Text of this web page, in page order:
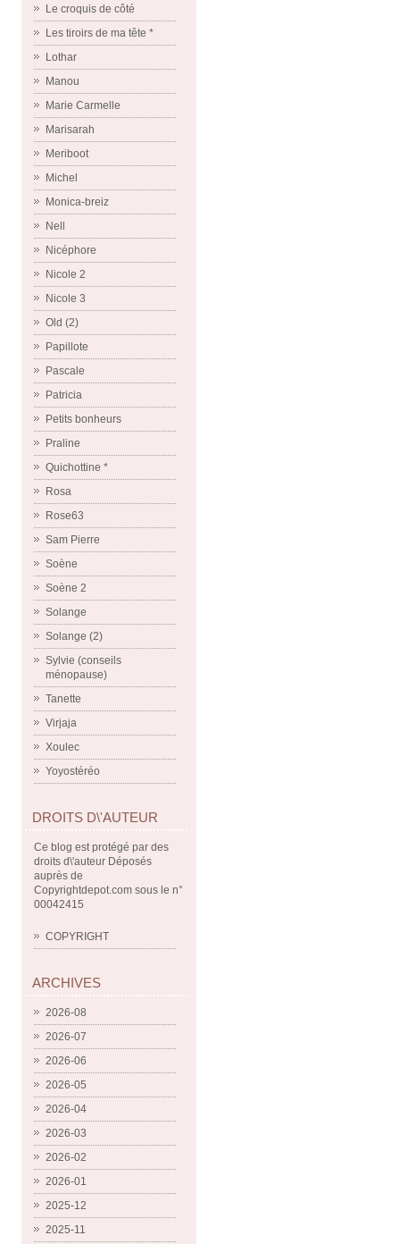
Le croquis de côté
Les tiroirs de ma tête *
Lothar
Manou
Marie Carmelle
Marisarah
Meriboot
Michel
Monica-breiz
Nell
Nicéphore
Nicole 2
Nicole 3
Old (2)
Papillote
Pascale
Patricia
Petits bonheurs
Praline
Quichottine *
Rosa
Rose63
Sam Pierre
Soène
Soène 2
Solange
Solange (2)
Sylvie (conseils
ménopause)
Tanette
Virjaja
Xoulec
Yoyostéréo
DROITS D\'AUTEUR
Ce blog est protégé par des
droits d\'auteur Déposés
auprès de
Copyrightdepot.com sous le n°
00042415
COPYRIGHT
ARCHIVES
2026-08
2026-07
2026-06
2026-05
2026-04
2026-03
2026-02
2026-01
2025-12
2025-11